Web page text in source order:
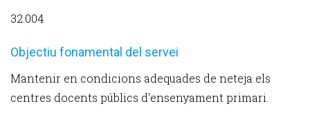
32.004
Objectiu fonamental del servei
Mantenir en condicions adequades de neteja els
centres docents públics d'ensenyament primari.